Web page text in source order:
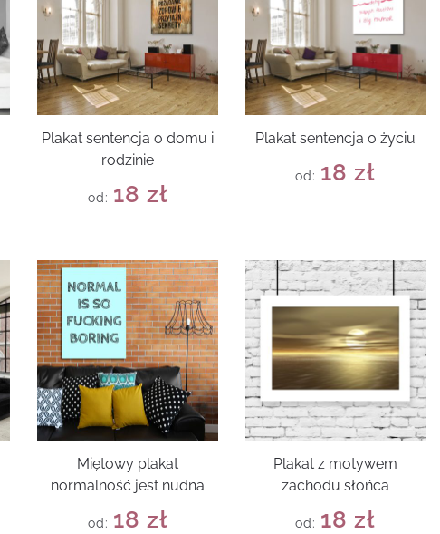
Plakat sentencja o domu i
rodzinie
od: 18 zł
Plakat sentencja o życiu
od: 18zł
Miętowy plakat
normalność jest nudna
od: 18 zł
Plakat z motywem
zachodu słońca
od: 18zł